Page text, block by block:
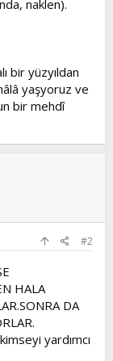
naklen).
bir yüzyıldan
yaşyoruz ve
bir mehdî
#2
HALA
DA
yardımcı